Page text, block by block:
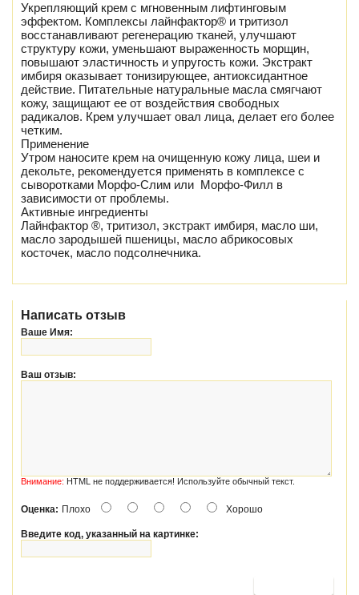
Укрепляющий крем с мгновенным лифтинговым
эффектом. Комплексы лайнфактор® и тритизол
восстанавливают регенерацию тканей, улучшают
структуру кожи, уменьшают выраженность морщин,
повышают эластичность и упругость кожи. Экстракт
имбиря оказывает тонизирующее, антиоксидантное
действие. Питательные натуральные масла смягчают
кожу, защищают ее от воздействия свободных
радикалов. Крем улучшает овал лица, делает его более
четким.
Применение
Утром наносите крем на очищенную кожу лица, шеи и
декольте, рекомендуется применять в комплексе с
сыворотками Морфо-Слим или Морфо-Филл в
зависимости от проблемы.
Активные ингредиенты
Лайнфактор ®, тритизол, экстракт имбиря, масло ши,
масло зародышей пшеницы, масло абрикосовых
косточек, масло подсолнечника.
Написать отзыв
Ваше Имя:
Ваш отзыв:
Внимание: HTML не поддерживается! Используйте обычный текст.
Оценка: Плохо Хорошо
Введите код, указанный на картинке: